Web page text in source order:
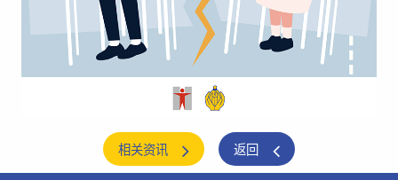
相关资讯 返回